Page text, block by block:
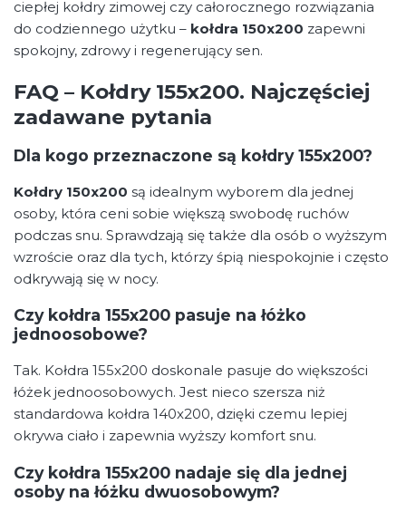
ciepłej kołdry zimowej czy całorocznego rozwiązania
do codziennego użytku – kołdra 150x200 zapewni
spokojny, zdrowy i regenerujący sen.
FAQ – Kołdry 155x200. Najczęściej
zadawane pytania
Dla kogo przeznaczone są kołdry 155x200?
Kołdry 150x200 są idealnym wyborem dla jednej
osoby, która ceni sobie większą swobodę ruchów
podczas snu. Sprawdzają się także dla osób o wyższym
wzroście oraz dla tych, którzy śpią niespokojnie i często
odkrywają się w nocy.
Czy kołdra 155x200 pasuje na łóżko
jednoosobowe?
Tak. Kołdra 155x200 doskonale pasuje do większości
łóżek jednoosobowych. Jest nieco szersza niż
standardowa kołdra 140x200, dzięki czemu lepiej
okrywa ciało i zapewnia wyższy komfort snu.
Czy kołdra 155x200 nadaje się dla jednej
osoby na łóżku dwuosobowym?